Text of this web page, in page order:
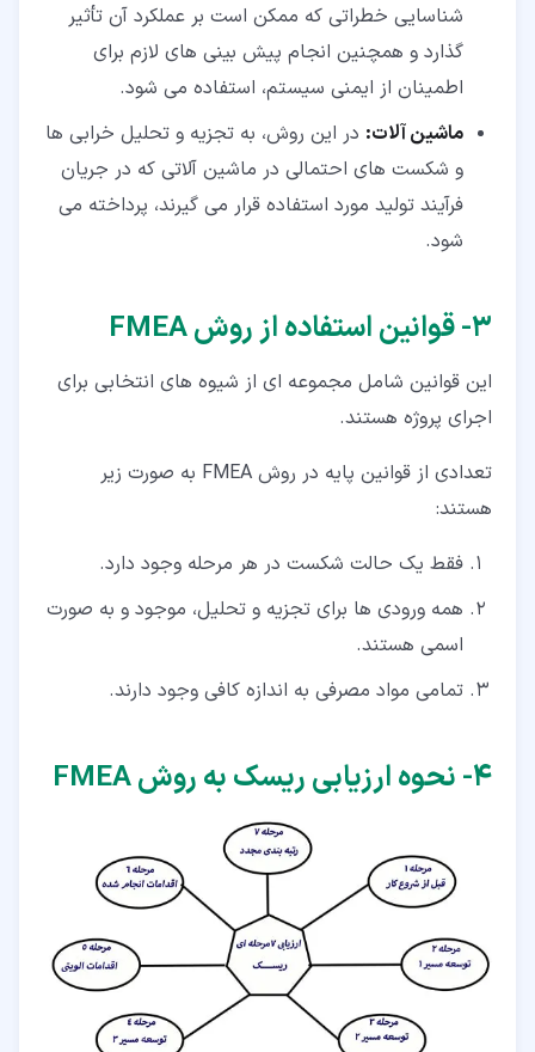
شناسایی خطراتی که ممکن است بر عملکرد آن تأثیر
گذارد و همچنین انجام پیش بینی های لازم برای
اطمینان از ایمنی سیستم، استفاده می شود.
ماشین آلات: در این روش، به تجزیه و تحلیل خرابی ها
و شکست های احتمالی در ماشین آلاتی که در جریان
فرآیند تولید مورد استفاده قرار می گیرند، پرداخته می
شود.
۳‏- قوانین استفاده از روش FMEA
این قوانین شامل مجموعه ای از شیوه های انتخابی برای
اجرای پروژه هستند.
تعدادی از قوانین پایه در روش FMEA به صورت زیر
هستند:
فقط یک حالت شکست در هر مرحله وجود دارد.
همه ورودی ها برای تجزیه و تحلیل، موجود و به صورت
اسمی هستند.
تمامی مواد مصرفی به اندازه کافی وجود دارند.
۴‏- نحوه ارزیابی ریسک به روش FMEA